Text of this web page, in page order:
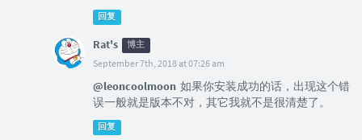
回复
Rat's 博主
September 7th, 2018 at 07:26 am
@leoncoolmoon 如果你安装成功的话，出现这个错
误一般就是版本不对，其它我就不是很清楚了。
回复